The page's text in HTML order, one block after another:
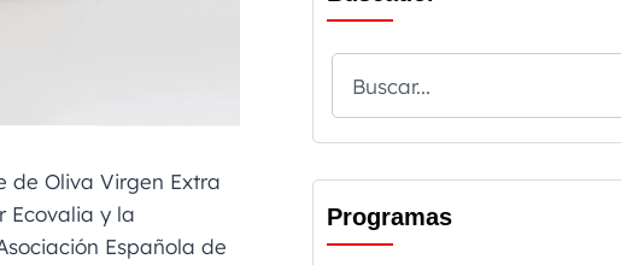
de Oliva Virgen Extra
Ecovalia y la
Española de
Programas